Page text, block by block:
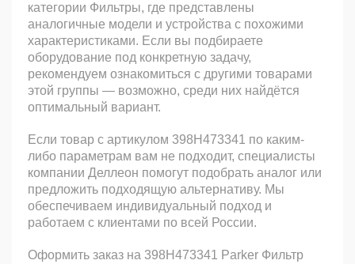
категории Фильтры, где представлены
аналогичные модели и устройства с похожими
характеристиками. Если вы подбираете
оборудование под конкретную задачу,
рекомендуем ознакомиться с другими товарами
этой группы — возможно, среди них найдётся
оптимальный вариант.
Если товар с артикулом 398H473341 по каким-
либо параметрам вам не подходит, специалисты
компании Деллеон помогут подобрать аналог или
предложить подходящую альтернативу. Мы
обеспечиваем индивидуальный подход и
работаем с клиентами по всей России.
Оформить заказ на 398H473341 Parker Фильтр